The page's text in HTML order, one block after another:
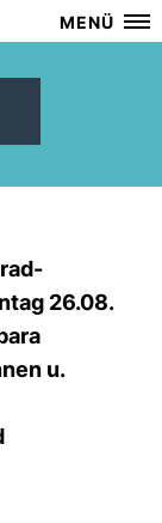
MENÜ
26.08.
u.